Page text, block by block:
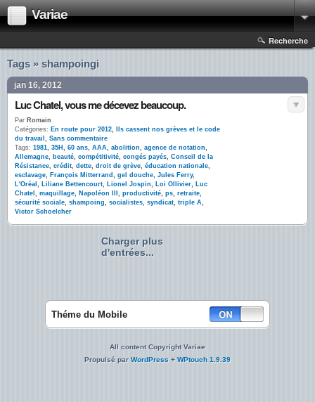
Variae
Recherche
Tags » shampoingi
jan 16, 2012
Luc Chatel, vous me décevez beaucoup.
Par Romain
Catégories: En route pour 2012,
Ils cassent nos grèves et le code
du travail , Sans commentaire
Tags: 1981, 35H , 60 ans, AAA, abolition, agence de notation,
Allemagne, beauté, compétitivité, congés payés, Conseil de la
Résistance, crédit, dette, droit de grève, éducation nationale,
esclavage, François Mitterrand , gel douche, Jules Ferry,
L'Oréal , Liliane Bettencourt, Lionel Jospin, Loi Ollivier, Luc
Chatel , maquillage, Napoléon III , productivité, ps, retraite,
sécurité sociale, shampoing, socialistes, syndicat, triple A,
Victor Schoelcher
Charger plus
d'entrées...
Théme du Mobile
All content Copyright Variae
Propulsé parWordPress + WPtouch 1.9.39